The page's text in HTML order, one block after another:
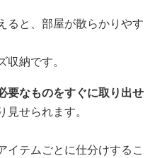
ると、部屋が散らかりやす
納です。
要なものをすぐに取り出せ
せられます。
イテムごとに仕分けするこ